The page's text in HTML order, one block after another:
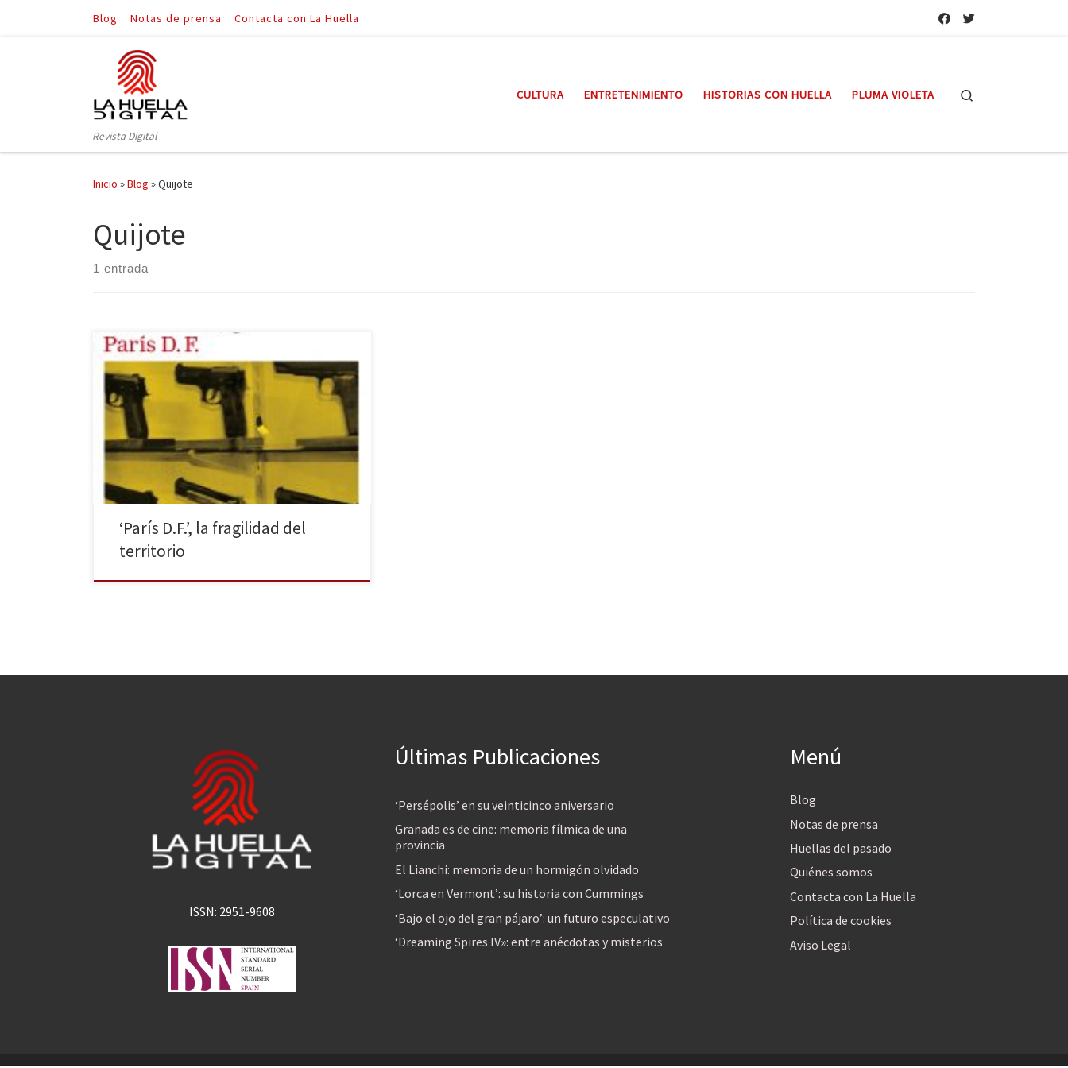
Saltar al contenido
Blog Notas de prensa Contacta con La Huella
Revista Digital
CULTURA ENTRETENIMIENTO HISTORIAS CON HUELLA PLUMA VIOLETA
Inicio »Blog »Quijote
Quijote
1 entrada
Roberto Wong firma una magnífica primera novela en
la que el deseo y la realidad se confunden al mismo
tiempo que los mapas de la ciudad vivida y la soñada.
Galaxia Gutenberg publica este libro ganador del
Primer Premio de Novela Dos Passos, una ópera prima
que sorprende tanto por […]
‘París D.F.’, la fragilidad del
territorio
ISSN: 2951-9608
Últimas Publicaciones
‘Persépolis’ en su veinticinco aniversario
Granada es de cine: memoria fílmica de una
provincia
El Lianchi: memoria de un hormigón olvidado
‘Lorca en Vermont’: su historia con Cummings
‘Bajo el ojo del gran pájaro’: un futuro especulativo
‘Dreaming Spires IV»: entre anécdotas y misterios
Menú
Blog
Notas de prensa
Huellas del pasado
Quiénes somos
Contacta con La Huella
Política de cookies
Aviso Legal